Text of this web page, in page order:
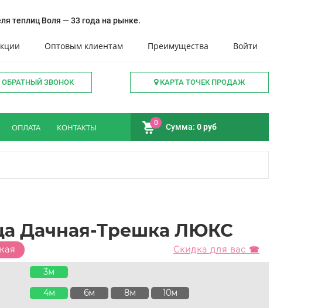
теплиц Воля — 33 года на рынке.
Оптовым клиентам Преимущества Войти
КАРТА ТОЧЕК ПРОДАЖ
ОБРАТНЫЙ ЗВОНОК
ОПЛАТА КОНТАКТЫ 0 Сумма: 0 руб
Дачная-Трешка ЛЮКС
Скидка для вас ☎
3м
10м
8м
6м
4м